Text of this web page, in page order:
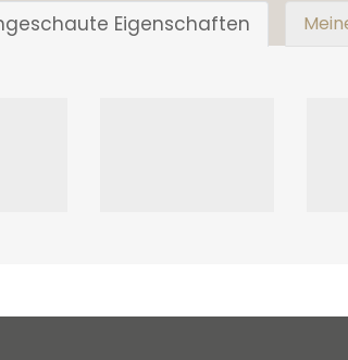
Eigenschaften